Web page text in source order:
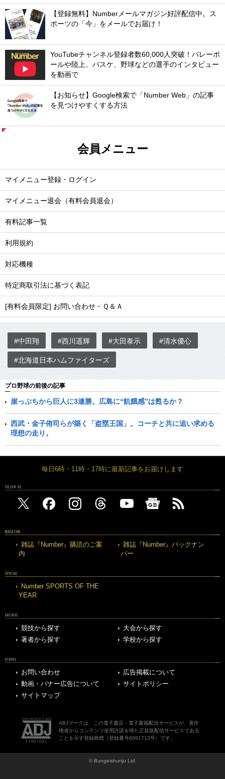
【登録無料】Numberメールマガジン好評配信中。ス
ポーツの「今」をメールでお届け！
YouTubeチャンネル登録者数60,000人突破！バレーボ
ールや陸上、バスケ、野球などの選手のインタビュー
を動画で
【お知らせ】Google検索で「Number Web」の記事
を見つけやすくする方法
会員メニュー
マイメニュー登録・ログイン
マイメニュー退会（有料会員退会）
有料記事一覧
利用規約
対応機種
特定商取引法に基づく表記
[有料会員限定] お問い合わせ・Ｑ＆Ａ
#中田翔 #西川遥輝 #大田泰示 #清水優心
#北海道日本ハムファイターズ
プロ野球の前後の記事
崖っぷちから巨人に3連勝。広島に“飢餓感”は甦るか？
西武・金子侑司らが築く「盗塁王国」。コーチと共に追い求める
理想の走り。
毎日6時・11時・17時に最新記事をお届けします
FOLLOW US
MAGAZINE
雑誌『Number』購読のご案
内
雑誌『Number』バックナン
バー
SPECIAL
Number SPORTS OF THE
YEAR
ARCHIVE
競技から探す
大会から探す
著者から探す
学校から探す
OTHERS
お問い合わせ
広告掲載について
動画・バナー広告について
サイトポリシー
サイトマップ
ABJマークは、この電子書店・電子書籍配信サービスが、著作
権者からコンテンツ使用許諾を得た正規版配信サービスである
ことを示す登録商標（登録番号6091713号）です。
© Bungeishunju Ltd.